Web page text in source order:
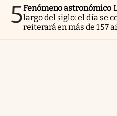
5Fenómeno astronómico
largo del siglo: el día se
reiterará en más de 157